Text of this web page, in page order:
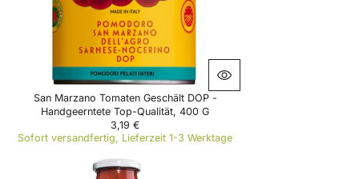
6
2
,
9
€
San Marzano Tomaten Geschält DOP -
Handgeerntete Top-Qualität, 400 G
R
E
G
U
3,19 €
Sofort versandfertig, Lieferzeit 1-3 Werktage